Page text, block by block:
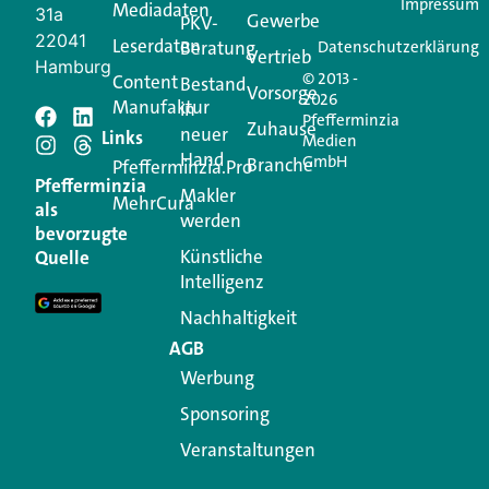
Schreiben Sie einen
Kommentar
Ihre E-Mail-Adresse wird nicht veröffentlicht.
Erforderliche Felder sind mit
Kommentar
31a
22041
Hamburg
Pfefferminzia
als
bevorzugte
Quelle
Mediadaten
Leserdaten
Content
Manufaktur
Links
Pfefferminzia.Pro
MehrCura
PKV-
Beratung
Bestand
in
neuer
Hand
Makler
werden
Künstliche
Intelligenz
Nachhaltigkeit
AGB
Werbung
Sponsoring
Veranstaltungen
Gewerbe
Vertrieb
Vorsorge
Zuhause
Branche
© 2013 -
2026
Pfefferminzia
Medien
GmbH
Impressum
Datenschutzerklärung